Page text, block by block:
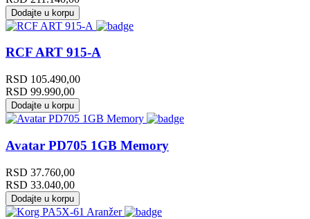
Dodajte u korpu
RCF ART 915-A
RSD 105.490,00
RSD 99.990,00
Dodajte u korpu
Avatar PD705 1GB Memory
RSD 37.760,00
RSD 33.040,00
Dodajte u korpu